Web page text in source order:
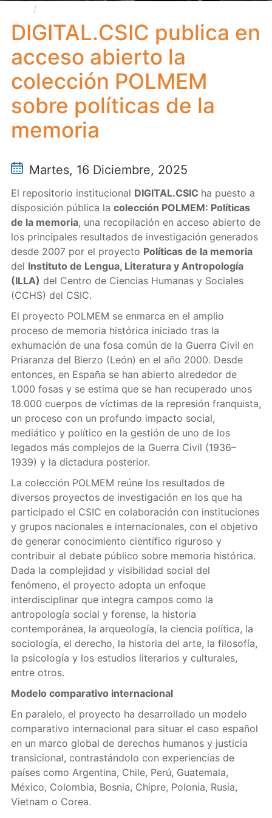
colección POLMEM sobre políticas de la memoria
DIGITAL.CSIC publica en
acceso abierto la
colección POLMEM
sobre políticas de la
memoria
Martes, 16 Diciembre, 2025
El repositorio institucional DIGITAL.CSIC ha puesto a
disposición pública la colección POLMEM: Políticas
de la memoria, una recopilación en acceso abierto de
los principales resultados de investigación generados
desde 2007 por el proyecto Políticas de la memoria
del Instituto de Lengua, Literatura y Antropología
(ILLA) del Centro de Ciencias Humanas y Sociales
(CCHS) del CSIC.
El proyecto POLMEM se enmarca en el amplio
proceso de memoria histórica iniciado tras la
exhumación de una fosa común de la Guerra Civil en
Priaranza del Bierzo (León) en el año 2000. Desde
entonces, en España se han abierto alrededor de
1.000 fosas y se estima que se han recuperado unos
18.000 cuerpos de víctimas de la represión franquista,
un proceso con un profundo impacto social,
mediático y político en la gestión de uno de los
legados más complejos de la Guerra Civil (1936–
1939) y la dictadura posterior.
La colección POLMEM reúne los resultados de
diversos proyectos de investigación en los que ha
participado el CSIC en colaboración con instituciones
y grupos nacionales e internacionales, con el objetivo
de generar conocimiento científico riguroso y
contribuir al debate público sobre memoria histórica.
Dada la complejidad y visibilidad social del
fenómeno, el proyecto adopta un enfoque
interdisciplinar que integra campos como la
antropología social y forense, la historia
contemporánea, la arqueología, la ciencia política, la
sociología, el derecho, la historia del arte, la filosofía,
la psicología y los estudios literarios y culturales,
entre otros.
Modelo comparativo internacional
En paralelo, el proyecto ha desarrollado un modelo
comparativo internacional para situar el caso español
en un marco global de derechos humanos y justicia
transicional, contrastándolo con experiencias de
países como Argentina, Chile, Perú, Guatemala,
México, Colombia, Bosnia, Chipre, Polonia, Rusia,
Vietnam o Corea.